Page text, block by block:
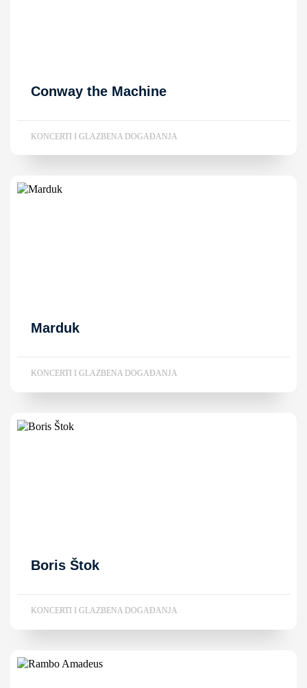
Conway the Machine
KONCERTI I GLAZBENA DOGAĐANJA
Marduk
KONCERTI I GLAZBENA DOGAĐANJA
Boris Štok
KONCERTI I GLAZBENA DOGAĐANJA